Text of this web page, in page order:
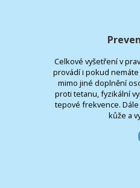
Celkové vyšetření v
provádí i pokud
mimo jiné doplnění
proti tetanu, fyzikální
tepové frekvence.
kůže a